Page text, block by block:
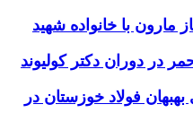
مارون با خانواده شهید
در دوران دکتر کولیوند
فولاد خوزستان در